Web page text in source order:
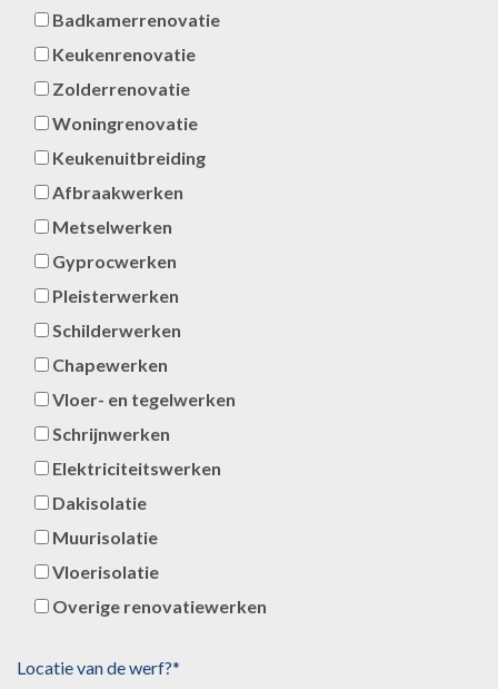
Badkamerrenovatie
Keukenrenovatie
Zolderrenovatie
Woningrenovatie
Keukenuitbreiding
Afbraakwerken
Metselwerken
Gyprocwerken
Pleisterwerken
Schilderwerken
Chapewerken
Vloer- en tegelwerken
Schrijnwerken
Elektriciteitswerken
Dakisolatie
Muurisolatie
Vloerisolatie
Overige renovatiewerken
Locatie van de werf?*